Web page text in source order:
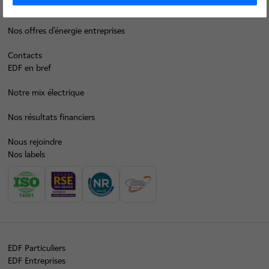
Décarboner vos territoires
Nos offres d’énergie entreprises
Contacts
EDF en bref
Notre mix électrique
Nos résultats financiers
Nous rejoindre
Nos labels
EDF Particuliers
EDF Entreprises